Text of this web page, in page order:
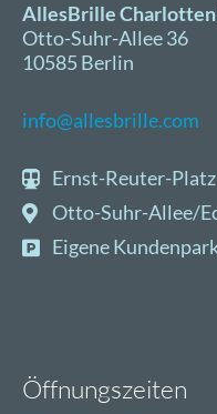
AllesBrille
Otto-Suhr-Allee 36
10585 Berlin
info@allesbrille.com
Ernst-Reuter-Platz
Otto-Suhr-Allee/
Eigene
Öffnungszeiten